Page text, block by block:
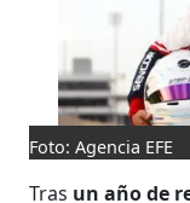
Foto: Agencia EFE
Tras un año de